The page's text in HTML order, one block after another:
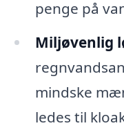
penge på
Miljøvenlig
mindske
ledes til